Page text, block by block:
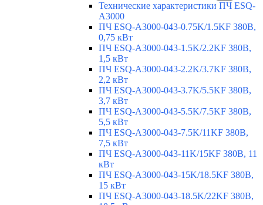
Технические характеристики ПЧ ESQ-
A3000
ПЧ ESQ-A3000-043-0.75K/1.5KF 380В,
0,75 кВт
ПЧ ESQ-A3000-043-1.5K/2.2KF 380В,
1,5 кВт
ПЧ ESQ-A3000-043-2.2K/3.7KF 380В,
2,2 кВт
ПЧ ESQ-A3000-043-3.7K/5.5KF 380В,
3,7 кВт
ПЧ ESQ-A3000-043-5.5K/7.5KF 380В,
5,5 кВт
ПЧ ESQ-A3000-043-7.5K/11KF 380В,
7,5 кВт
ПЧ ESQ-A3000-043-11K/15KF 380В, 11
кВт
ПЧ ESQ-A3000-043-15K/18.5KF 380В,
15 кВт
ПЧ ESQ-A3000-043-18.5K/22KF 380В,